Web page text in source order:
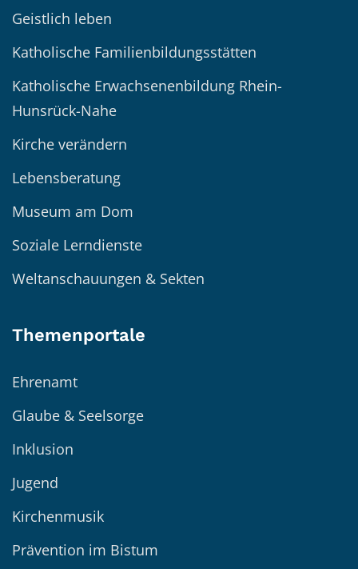
Geistlich leben
Katholische Familienbildungsstätten
Katholische Erwachsenenbildung Rhein-
Hunsrück-Nahe
Kirche verändern
Lebensberatung
Museum am Dom
Soziale Lerndienste
Weltanschauungen & Sekten
Themenportale
Ehrenamt
Glaube & Seelsorge
Inklusion
Jugend
Kirchenmusik
Prävention im Bistum